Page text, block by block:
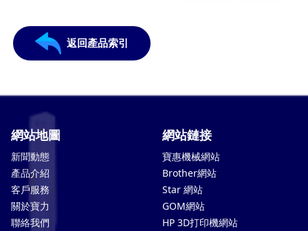
返回產品索引
網站地圖
新聞動態
產品介紹
客戶服務
關於寶力
聯絡我們
網站鏈接
寶惠機械網站
Brother網站
Star 網站
GOM網站
HP 3D打印機網站